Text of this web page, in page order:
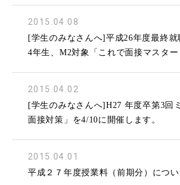
2015.04.08
[学生のみなさんへ]平成26年度最終
4年生、M2対象「これで面接マスター
2015.04.02
[学生のみなさんへ]H27 年度卒第3回
面接対策」を4/10に開催します。
2015.04.01
平成２７年度授業料（前期分）につい